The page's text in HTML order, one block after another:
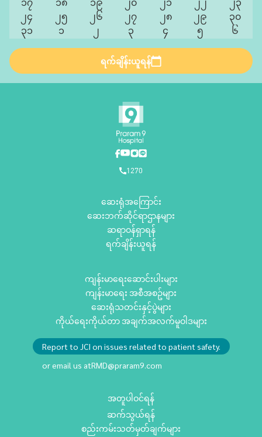
၁၇
၁၈ ၁၉ ၂၀ ၂၁ ၂၂
၂၃
၂၄
၂၅ ၂၆ ၂၇ ၂၈ ၂၉
၃၀
၃၁
၁ ၂ ၃ ၄ ၅ ၆
ရက်ချိန်းယူရန်
1270
ဆေးရုံအကြောင်း
ဆေးဘက်ဆိုင်ရာဌာနများ
ဆရာဝန်ရှာရန်
ရက်ချိန်းယူရန်
ကျန်းမာရေးဆောင်းပါးများ
ကျန်းမာရေး အစီအစဥ်များ
ဆေးရုံသတင်းနှင့်ပွဲများ
ကိုယ်ရေးကိုယ်တာ အချက်အလက်မူဝါဒများ
Report to JCI on issues related to patient safety.
or email us atRMD@praram9.com
အတူပါဝင်ရန်
ဆက်သွယ်ရန်
စည်းကမ်းသတ်မှတ်ချက်များ